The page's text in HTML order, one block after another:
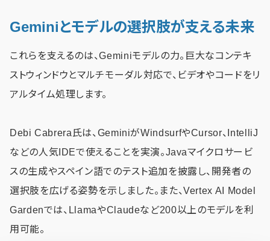
Geminiとモデルの選択肢が支える未来
これらを支えるのは、Geminiモデルの力。巨大なコンテキ
ストウィンドウとマルチモーダル対応で、ビデオやコードをリ
アルタイム処理します。
Debi Cabrera氏は、GeminiがWindsurfやCursor、IntelliJ
などの人気IDEで使えることを実演。Javaマイクロサービ
スの生成やスペイン語でのテスト追加を披露し、開発者の
選択肢を広げる姿勢を示しました。また、Vertex AI Model
Gardenでは、LlamaやClaudeなど200以上のモデルを利
用可能。